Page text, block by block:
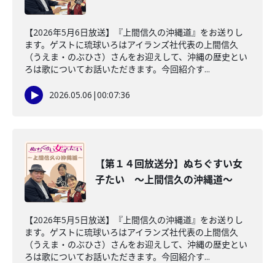
【2026年5月6日放送】『上間信久の沖縄道』をお送りし
ます。ゲストに琉球いろはアイランズ社代表の上間信久
（うえま・のぶひさ）さんをお迎えして、沖縄の歴史とい
ろは歌についてお話いただきます。今回紹介す...
2026.05.06 |00:07:36
【第１４回放送分】ぬちぐすい女
子たい ～上間信久の沖縄道～
【2026年5月5日放送】『上間信久の沖縄道』をお送りし
ます。ゲストに琉球いろはアイランズ社代表の上間信久
（うえま・のぶひさ）さんをお迎えして、沖縄の歴史とい
ろは歌についてお話いただきます。今回紹介す...